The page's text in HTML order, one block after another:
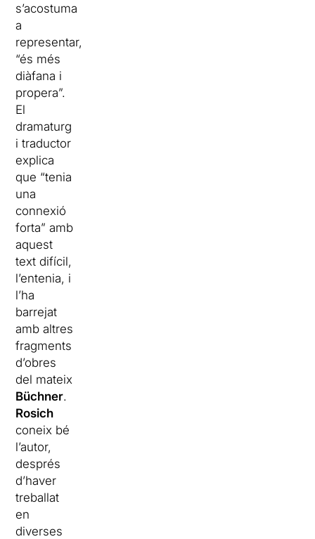
s’acostuma
a
representar,
“és més
diàfana i
propera”.
El
dramaturg
i traductor
explica
que “tenia
una
connexió
forta” amb
aquest
text difícil,
l’entenia, i
l’ha
barrejat
amb altres
fragments
d’obres
del mateix
Büchner.
Rosich
coneix bé
l’autor,
després
d’haver
treballat
en
diverses